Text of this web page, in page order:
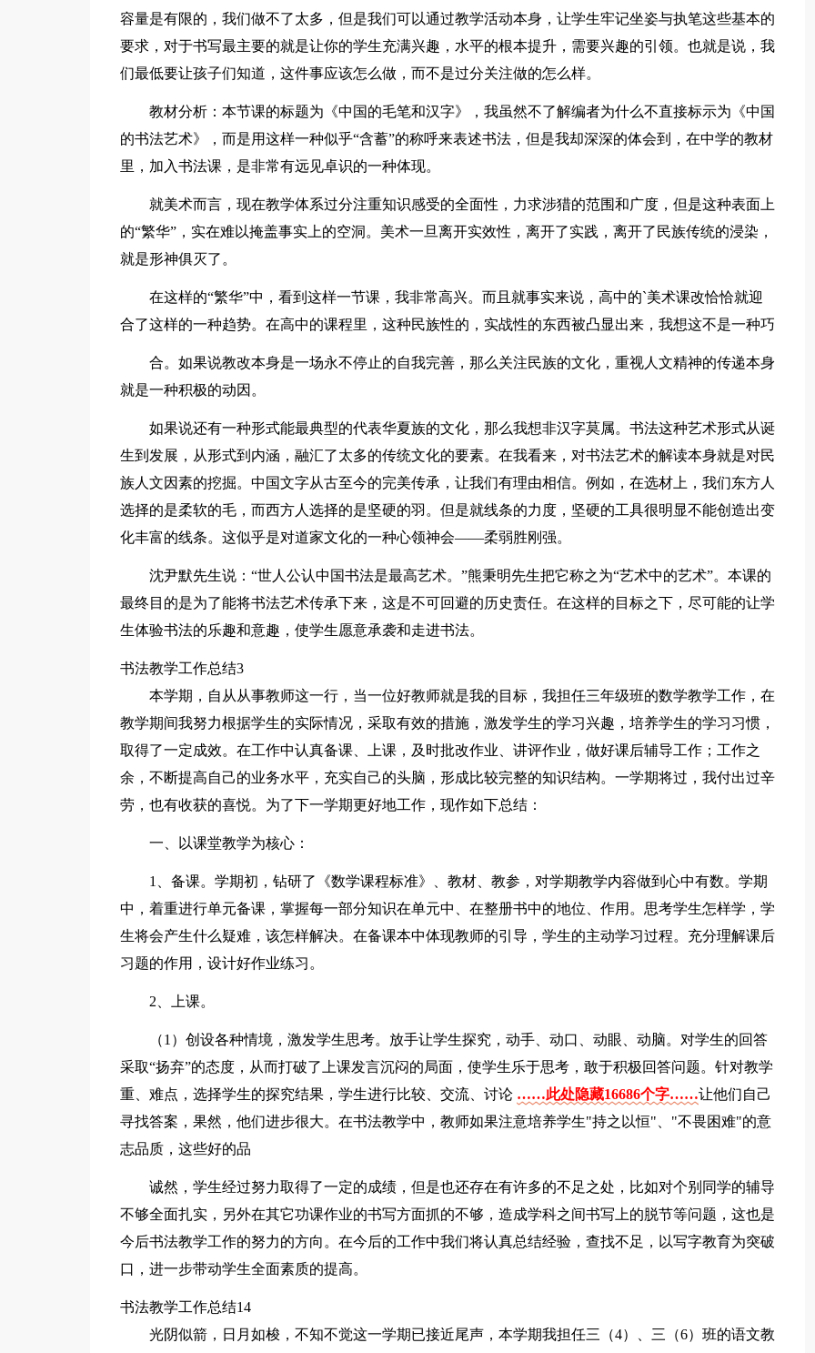
容量是有限的，我们做不了太多，但是我们可以通过教学活动本身，让学生牢记坐姿与执笔这些基本的
要求，对于书写最主要的就是让你的学生充满兴趣，水平的根本提升，需要兴趣的引领。也就是说，我
们最低要让孩子们知道，这件事应该怎么做，而不是过分关注做的怎么样。
教材分析：本节课的标题为《中国的毛笔和汉字》，我虽然不了解编者为什么不直接标示为《中国
的书法艺术》，而是用这样一种似乎“含蓄”的称呼来表述书法，但是我却深深的体会到，在中学的教材
里，加入书法课，是非常有远见卓识的一种体现。
就美术而言，现在教学体系过分注重知识感受的全面性，力求涉猎的范围和广度，但是这种表面上
的“繁华”，实在难以掩盖事实上的空洞。美术一旦离开实效性，离开了实践，离开了民族传统的浸染，
就是形神俱灭了。
在这样的“繁华”中，看到这样一节课，我非常高兴。而且就事实来说，高中的`美术课改恰恰就迎
合了这样的一种趋势。在高中的课程里，这种民族性的，实战性的东西被凸显出来，我想这不是一种巧
合。如果说教改本身是一场永不停止的自我完善，那么关注民族的文化，重视人文精神的传递本身
就是一种积极的动因。
如果说还有一种形式能最典型的代表华夏族的文化，那么我想非汉字莫属。书法这种艺术形式从诞
生到发展，从形式到内涵，融汇了太多的传统文化的要素。在我看来，对书法艺术的解读本身就是对民
族人文因素的挖掘。中国文字从古至今的完美传承，让我们有理由相信。例如，在选材上，我们东方人
选择的是柔软的毛，而西方人选择的是坚硬的羽。但是就线条的力度，坚硬的工具很明显不能创造出变
化丰富的线条。这似乎是对道家文化的一种心领神会——柔弱胜刚强。
沈尹默先生说：“世人公认中国书法是最高艺术。”熊秉明先生把它称之为“艺术中的艺术”。本课的
最终目的是为了能将书法艺术传承下来，这是不可回避的历史责任。在这样的目标之下，尽可能的让学
生体验书法的乐趣和意趣，使学生愿意承袭和走进书法。
书法教学工作总结3
本学期，自从从事教师这一行，当一位好教师就是我的目标，我担任三年级班的数学教学工作，在
教学期间我努力根据学生的实际情况，采取有效的措施，激发学生的学习兴趣，培养学生的学习习惯，
取得了一定成效。在工作中认真备课、上课，及时批改作业、讲评作业，做好课后辅导工作；工作之
余，不断提高自己的业务水平，充实自己的头脑，形成比较完整的知识结构。一学期将过，我付出过辛
劳，也有收获的喜悦。为了下一学期更好地工作，现作如下总结：
一、以课堂教学为核心：
1、备课。学期初，钻研了《数学课程标准》、教材、教参，对学期教学内容做到心中有数。学期
中，着重进行单元备课，掌握每一部分知识在单元中、在整册书中的地位、作用。思考学生怎样学，学
生将会产生什么疑难，该怎样解决。在备课本中体现教师的引导，学生的主动学习过程。充分理解课后
习题的作用，设计好作业练习。
2、上课。
（1）创设各种情境，激发学生思考。放手让学生探究，动手、动口、动眼、动脑。对学生的回答
采取“扬弃”的态度，从而打破了上课发言沉闷的局面，使学生乐于思考，敢于积极回答问题。针对教学
重、难点，选择学生的探究结果，学生进行比较、交流、讨论 ……此处隐藏16686个字……让他们自己
寻找答案，果然，他们进步很大。在书法教学中，教师如果注意培养学生"持之以恒"、"不畏困难"的意
志品质，这些好的品
诚然，学生经过努力取得了一定的成绩，但是也还存在有许多的不足之处，比如对个别同学的辅导
不够全面扎实，另外在其它功课作业的书写方面抓的不够，造成学科之间书写上的脱节等问题，这也是
今后书法教学工作的努力的方向。在今后的工作中我们将认真总结经验，查找不足，以写字教育为突破
口，进一步带动学生全面素质的提高。
书法教学工作总结14
光阴似箭，日月如梭，不知不觉这一学期已接近尾声，本学期我担任三（4）、三（6）班的语文教